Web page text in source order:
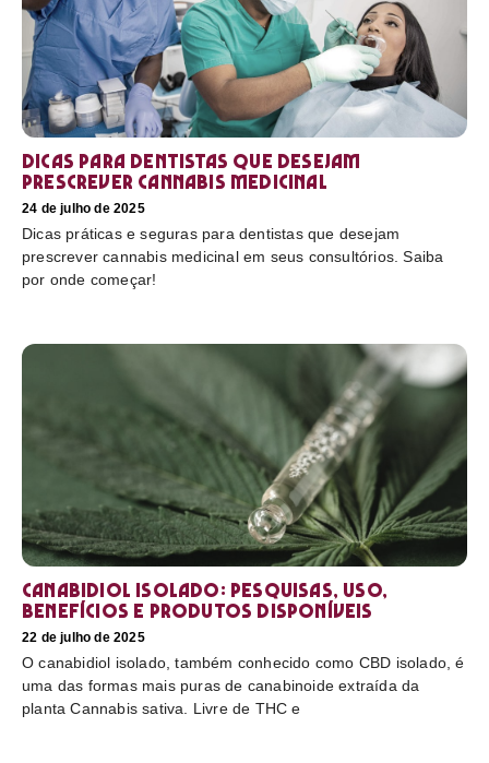
Dicas para dentistas que desejam
prescrever cannabis medicinal
24 de julho de 2025
Dicas práticas e seguras para dentistas que desejam
prescrever cannabis medicinal em seus consultórios. Saiba
por onde começar!
Canabidiol Isolado: pesquisas, uso,
benefícios e produtos disponíveis
22 de julho de 2025
O canabidiol isolado, também conhecido como CBD isolado, é
uma das formas mais puras de canabinoide extraída da
planta Cannabis sativa. Livre de THC e